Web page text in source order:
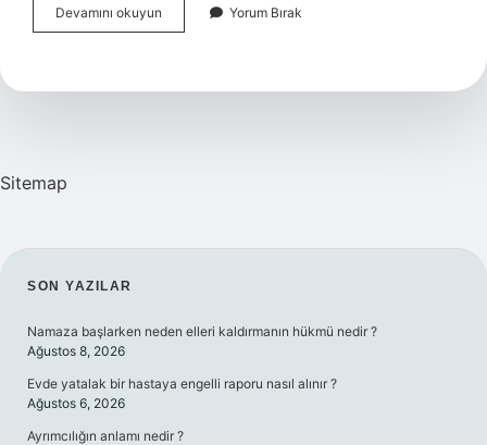
Devamını okuyun
Ne
Yorum Bırak
Sitemap
SIDEBAR
SON YAZILAR
Namaza başlarken neden elleri kaldırmanın hükmü nedir ?
Ağustos 8, 2026
Evde yatalak bir hastaya engelli raporu nasıl alınır ?
Ağustos 6, 2026
Ayrımcılığın anlamı nedir ?